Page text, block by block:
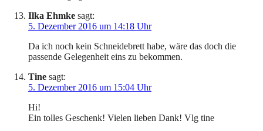
Ilka Ehmke sagt:
5. Dezember 2016 um 14:18 Uhr
Da ich noch kein Schneidebrett habe, wäre das doch die
passende Gelegenheit eins zu bekommen.
Tine sagt:
5. Dezember 2016 um 15:04 Uhr
Hi!
Ein tolles Geschenk! Vielen lieben Dank! Vlg tine